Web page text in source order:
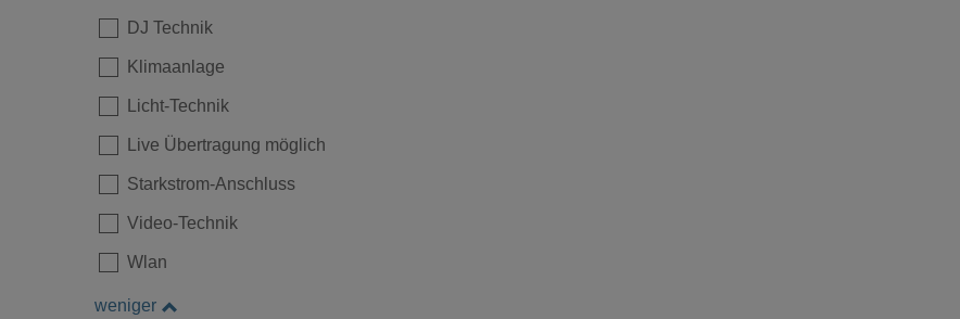
DJ Technik
Klimaanlage
Licht-Technik
Live Übertragung möglich
Starkstrom-Anschluss
Video-Technik
Wlan
weniger